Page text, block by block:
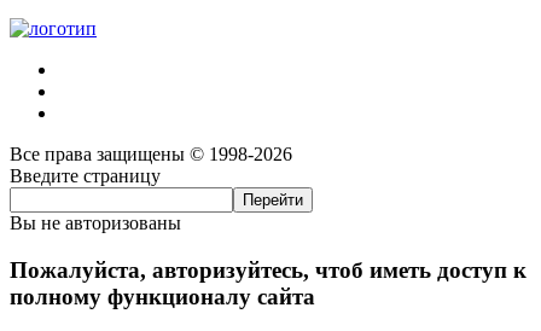
Все права защищены © 1998-2026
Введите страницу
Вы не авторизованы
Пожалуйста, авторизуйтесь, чтоб иметь доступ к
полному функционалу сайта